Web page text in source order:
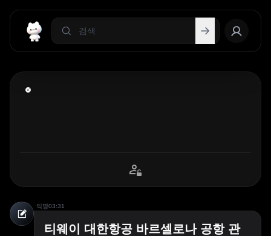
익명03:31
티웨이 대한항공 바르셀로나 공항 관